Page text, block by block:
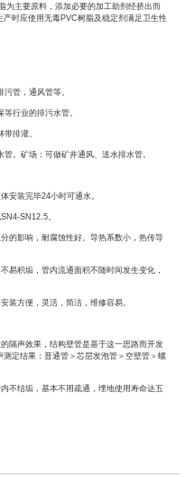
为主要原料，添加必要的加工助剂经挤出而
时应使用无毒PVC树脂及稳定剂满足卫生性
管，通风管等。
行业的排污水管。
排灌。
。矿场：可做矿井通风、送水排水管。
安装完毕24小时可通水。
SN12.5。
的影响，耐腐蚀性好。导热系数小，热传导
易积垢，管内流通面积不随时间发生变化，
装方便，灵活，简洁，维修容易。
隔声效果，结构壁管是基于这一思路而开发
定结果：普通管＞芯层发泡管＞空壁管＞螺
不结垢，基本不用疏通，埋地使用寿命达五